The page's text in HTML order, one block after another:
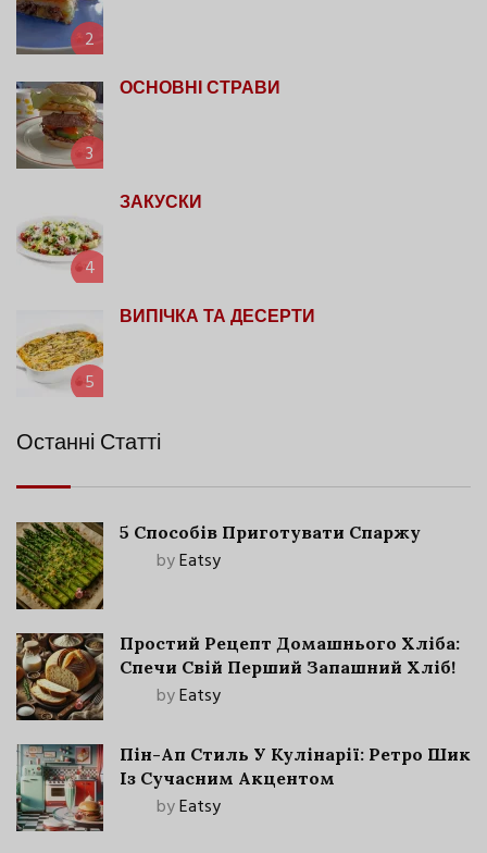
2
3
ОСНОВНІ СТРАВИ
4
ЗАКУСКИ
5
ВИПІЧКА ТА ДЕСЕРТИ
Останні Статті
5 Способів Приготувати Спаржу
byEatsy
Простий Рецепт Домашнього Хліба:
Спечи Свій Перший Запашний Хліб!
byEatsy
Пін-Ап Стиль У Кулінарії: Ретро Шик
Із Сучасним Акцентом
byEatsy